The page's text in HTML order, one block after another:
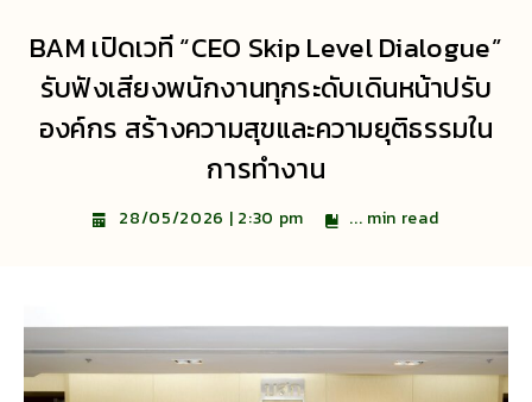
BAM เปิดเวที “CEO Skip Level Dialogue”
รับฟังเสียงพนักงานทุกระดับเดินหน้าปรับ
องค์กร สร้างความสุขและความยุติธรรมใน
การทำงาน
28/05/2026 | 2:30 pm ... min read